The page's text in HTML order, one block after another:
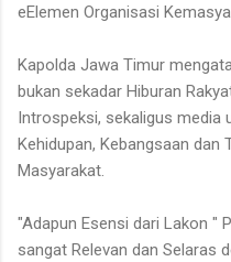
eElemen Organisasi
Kapolda Jawa Timur
bukan sekadar Hiburan
Introspeksi, sekaligus media
Kehidupan, Kebangsaan dan
Masyarakat.
"Adapun Esensi dari Lakon "
sangat Relevan dan Selaras